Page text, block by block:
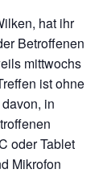
hat ihr
Betroffenen
mittwochs
ist ohne
in
oder Tablet
Mikrofon